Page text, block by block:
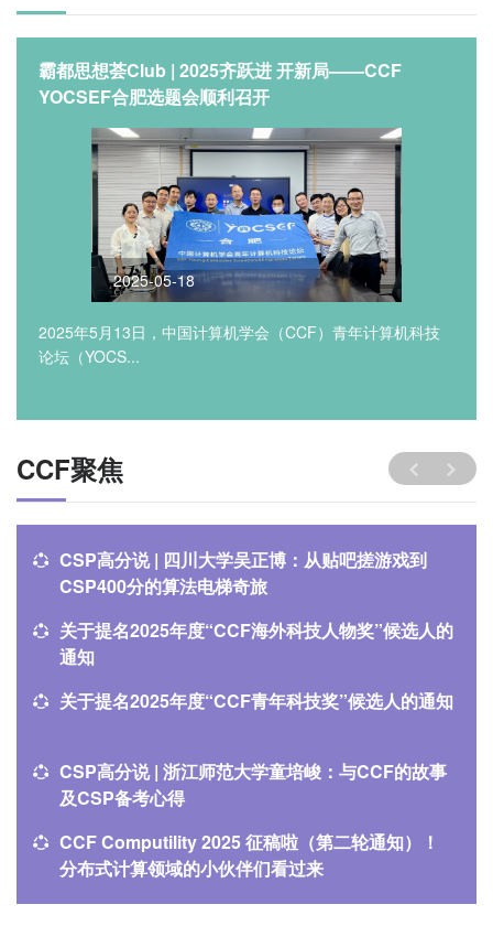
霸都思想荟Club | 2025齐跃进 开新局——CCF
YOCSEF合肥选题会顺利召开
2025-05-18
2025年5月13日，中国计算机学会（CCF）青年计算机科技
论坛（YOCS...
CCF聚焦
CSP高分说 | 四川大学吴正博：从贴吧搓游戏到
CSP400分的算法电梯奇旅
关于提名2025年度“CCF海外科技人物奖”候选人的
通知
关于提名2025年度“CCF青年科技奖”候选人的通知
CSP高分说 | 浙江师范大学童培峻：与CCF的故事
及CSP备考心得
CCF Computility 2025 征稿啦（第二轮通知）！
分布式计算领域的小伙伴们看过来